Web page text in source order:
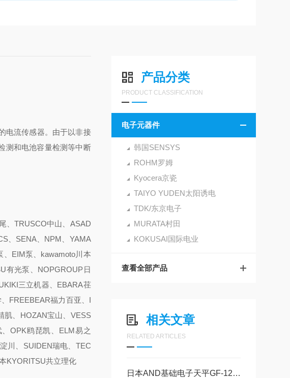
产品分类
PRODUCT CLASSIFICATION
电子元器件
韩国SENSYS
ROHM罗姆
Kyocera京瓷
TAIYO YUDEN太阳诱电
TDK/东京电子
MURATA村田
KOKUSAI国际电业
查看全部产品
相关文章
RELATED ARTICLES
日本AND基础电子天平GF-124A的特点
电流传感器。由于以非接
测和电池容量检测等中断
、TRUSCO中山、ASAD
、SENA、NPM、YAMA
、EIM泵、kawamoto川本
有光泵、NOPGROUP日
三立机器、EBARA荏
FREEBEAR福力百亚、I
肌、HOZAN宝山、VESS
OPK鸥琵凯、ELM易之
川、SUIDEN瑞电、TEC
KYORITSU共立理化